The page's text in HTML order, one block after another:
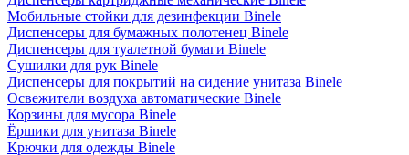
Мобильные стойки для дезинфекции Binele
Диспенсеры для бумажных полотенец Binele
Диспенсеры для туалетной бумаги Binele
Сушилки для рук Binele
Диспенсеры для покрытий на сидение унитаза Binele
Освежители воздуха автоматические Binele
Корзины для мусора Binele
Ёршики для унитаза Binele
Крючки для одежды Binele